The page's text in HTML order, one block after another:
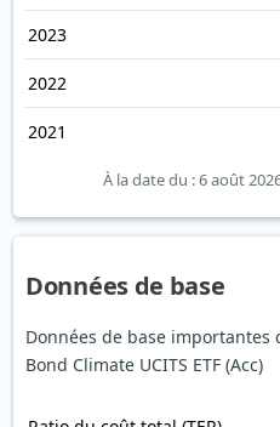
2023
2022
2021
À la date du : 6 août
Données de base
Données de base importantes
Bond Climate UCITS ETF (Acc)